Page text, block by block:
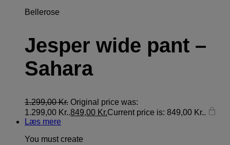
Bellerose
Jesper wide pant –
Sahara
1.299,00Kr. Original price was:
1.299,00 Kr..849,00 Kr.Current price is: 849,00 Kr..
Læs mere
You must create